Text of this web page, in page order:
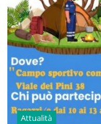
Attualità